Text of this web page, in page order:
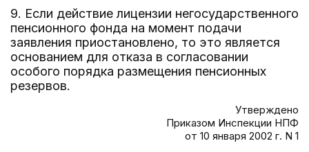
9. Если действие лицензии негосударственного
пенсионного фонда на момент подачи
заявления приостановлено, то это является
основанием для отказа в согласовании
особого порядка размещения пенсионных
резервов.
Утверждено
Приказом Инспекции НПФ
от 10 января 2002 г. N 1